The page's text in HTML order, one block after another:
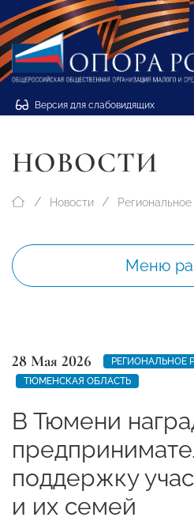
Версия для слабовидящих
НОВОСТИ
Новости
Меню
28 Мая 2026
РЕГИОНАЛЬНОЕ
ТЮМЕНСКАЯ ОБЛАСТЬ
В Тюмени
поддержку
и их семей